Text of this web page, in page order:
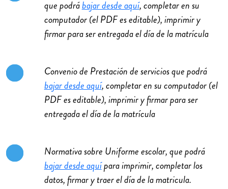
que podrábajar desde aquí, completar en su
computador (el PDF es editable), imprimir y
firmar para ser entregada el día de la matrícula
Convenio de Prestación de servicios que podrá
bajar desde aquí, completar en su computador (el
PDF es editable), imprimir y firmar para ser
entregada el día de la matrícula
Normativa sobre Uniforme escolar, que podrá
bajar desde aquípara imprimir, completar los
datos, firmar y traer el día de la matricula.